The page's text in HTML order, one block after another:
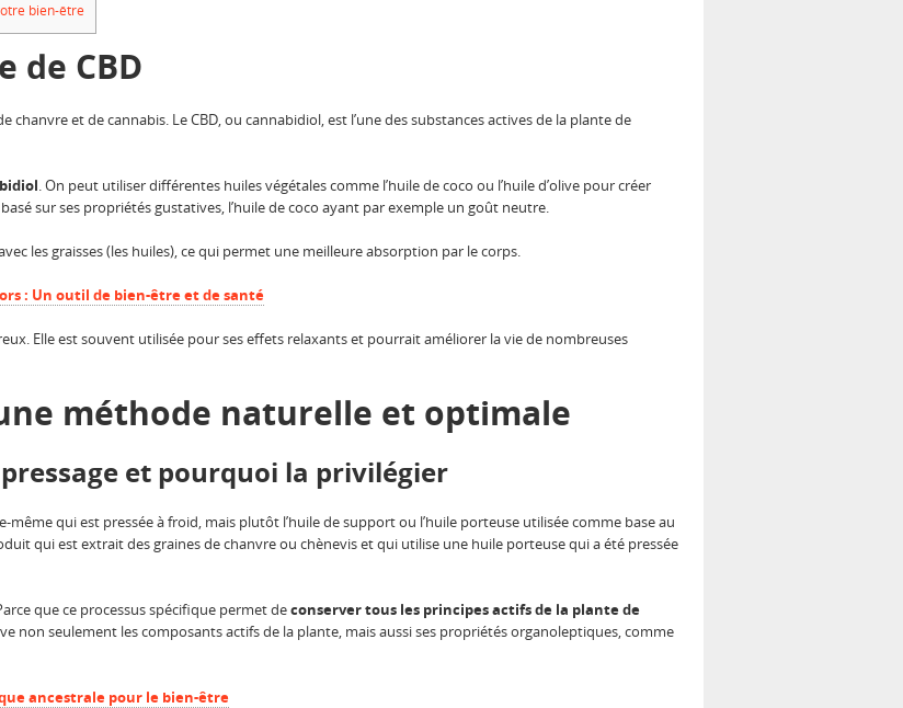
bien-être
de CBD
et de cannabis. Le CBD, ou cannabidiol, est l’une des substances actives de la plante de
. On peut utiliser différentes huiles végétales comme l’huile de coco ou l’huile d’olive pour créer
sur ses propriétés gustatives, l’huile de coco ayant par exemple un goût neutre.
les graisses (les huiles), ce qui permet une meilleure absorption par le corps.
: Un outil de bien-être et de santé
Elle est souvent utilisée pour ses effets relaxants et pourrait améliorer la vie de nombreuses
méthode naturelle et optimale
et pourquoi la privilégier
même qui est pressée à froid, mais plutôt l’huile de support ou l’huile porteuse utilisée comme base au
qui est extrait des graines de chanvre ou chènevis et qui utilise une huile porteuse qui a été pressée
que ce processus spécifique permet deconserver tous les principes actifs de la plante de
non seulement les composants actifs de la plante, mais aussi ses propriétés organoleptiques, comme
ancestrale pour le bien-être